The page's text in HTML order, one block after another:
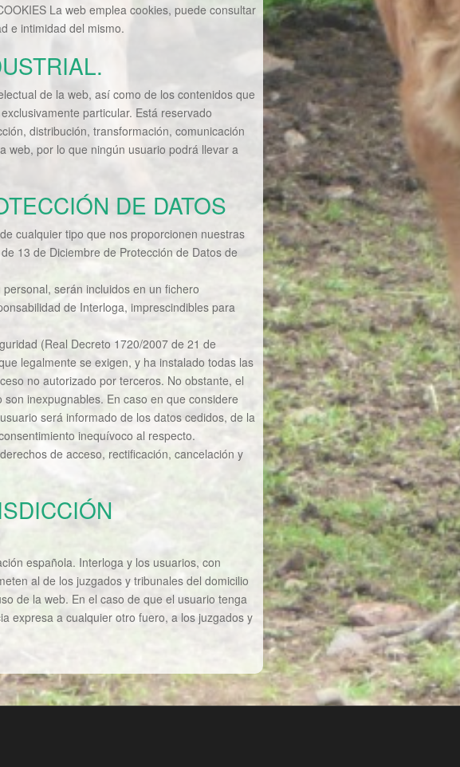
La web emplea cookies, puede consultar
e intimidad del mismo.
de la web, así como de los contenidos que
particular. Está reservado
distribución, transformación, comunicación
web, por lo que ningún usuario podrá llevar a
DE DATOS
cualquier tipo que nos proporcionen nuestras
13 de Diciembre de Protección de Datos de
serán incluidos en un fichero
de Interloga, imprescindibles para
(Real Decreto 1720/2007 de 21 de
legalmente se exigen, y ha instalado todas las
no autorizado por terceros. No obstante, el
inexpugnables. En caso en que considere
será informado de los datos cedidos, de la
inequívoco al respecto.
de acceso, rectificación, cancelación y
española. Interloga y los usuarios, con
al de los juzgados y tribunales del domicilio
de la web. En el caso de que el usuario tenga
expresa a cualquier otro fuero, a los juzgados y